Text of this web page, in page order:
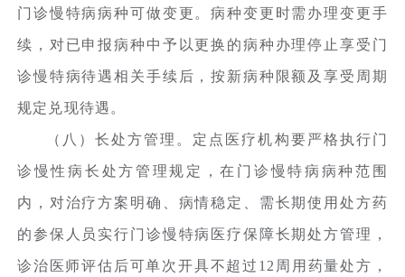
门诊慢特病病种可做变更。病种变更时需办理变更手
续，对已申报病种中予以更换的病种办理停止享受门
诊慢特病待遇相关手续后，按新病种限额及享受周期
规定兑现待遇。
（八）长处方管理。定点医疗机构要严格执行门
诊慢性病长处方管理规定，在门诊慢特病病种范围
内，对治疗方案明确、病情稳定、需长期使用处方药
的参保人员实行门诊慢特病医疗保障长期处方管理，
诊治医师评估后可单次开具不超过12周用药量处方，